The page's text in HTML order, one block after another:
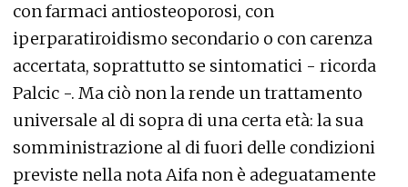
con farmaci antiosteoporosi, con
iperparatiroidismo secondario o con carenza
accertata, soprattutto se sintomatici - ricorda
Palcic -. Ma ciò non la rende un trattamento
universale al di sopra di una certa età: la sua
somministrazione al di fuori delle condizioni
previste nella nota Aifa non è adeguatamente